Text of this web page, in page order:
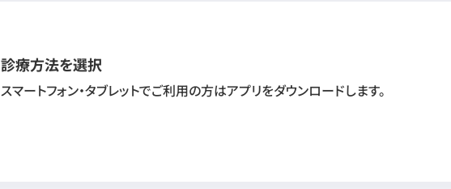
診療方法を選択
スマートフォン・タブレットでご利用の方はアプリをダウンロードします。